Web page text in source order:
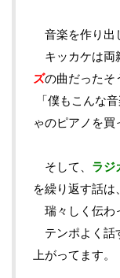
音楽を作り出
キッカケは両
ズの曲だったそ
「僕もこんな
ゃのピアノを買
そして、 ラジ
を繰り返す話
瑞々しく伝わ
テンポよく話
上がってます。